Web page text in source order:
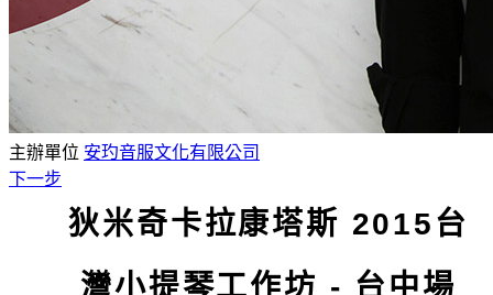
主辦單位 安玓音服文化有限公司
下一步
狄米奇卡拉康塔斯 2015台
灣小提琴工作坊 - 台中場